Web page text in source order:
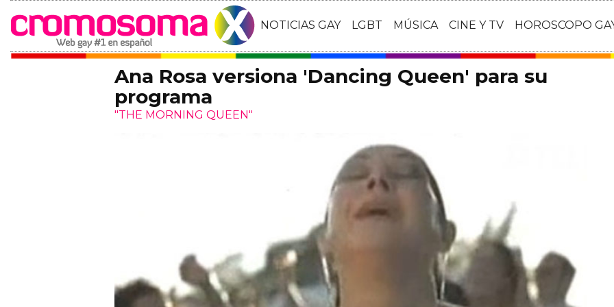
NOTICIAS GAY LGBT MÚSICA CINE Y TV HOROSCOPO
Ana Rosa versiona 'Dancing Queen' para su
programa
"THE MORNING QUEEN"